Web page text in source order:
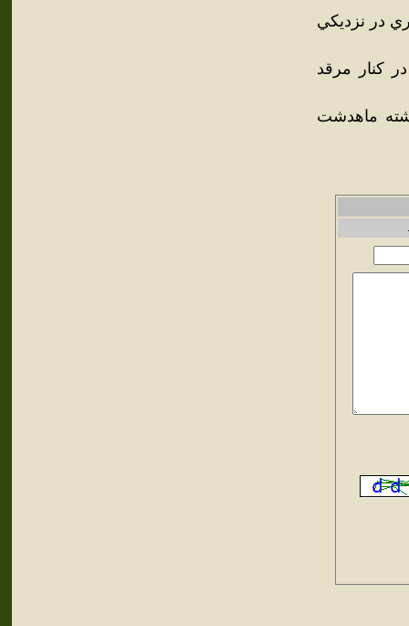
در نزديکي
دوره اسلامي (سده 7و8و9 ه.ق) در کنار مرقد
آن در راشته ماهدشت